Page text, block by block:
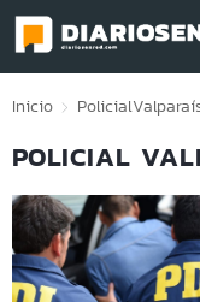
Click acá para ir
Inicio Policial
POLICIAL